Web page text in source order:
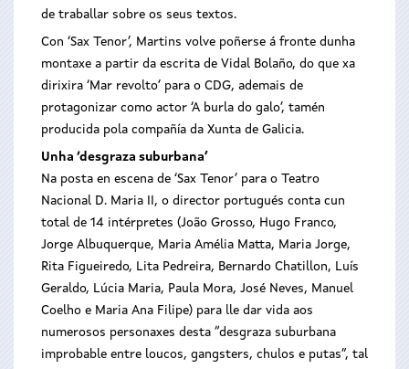
de traballar sobre os seus textos.
Con ‘Sax Tenor’, Martins volve poñerse á fronte dunha
montaxe a partir da escrita de Vidal Bolaño, do que xa
dirixira ‘Mar revolto’ para o CDG, ademais de
protagonizar como actor ‘A burla do galo’, tamén
producida pola compañía da Xunta de Galicia.
Unha ‘desgraza suburbana’
Na posta en escena de ‘Sax Tenor’ para o Teatro
Nacional D. Maria II, o director portugués conta cun
total de 14 intérpretes (João Grosso, Hugo Franco,
Jorge Albuquerque, Maria Amélia Matta, Maria Jorge,
Rita Figueiredo, Lita Pedreira, Bernardo Chatillon, Luís
Geraldo, Lúcia Maria, Paula Mora, José Neves, Manuel
Coelho e Maria Ana Filipe) para lle dar vida aos
numerosos personaxes desta “desgraza suburbana
improbable entre loucos, gangsters, chulos e putas”, tal